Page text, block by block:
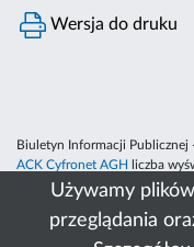
Używamy
przeglądania
Wersja do druku
Biuletyn Informacji
ACK Cyfronet AGH
liczba